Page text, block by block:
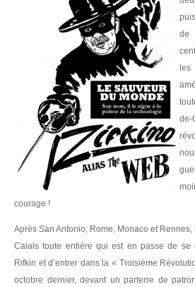
de
courage !
Après San Antonio, Rome, Monaco et
Calais toute entière qui est en passe de se
Rifkin et d’entrer dans la « Troisième
octobre dernier, devant un parterre de